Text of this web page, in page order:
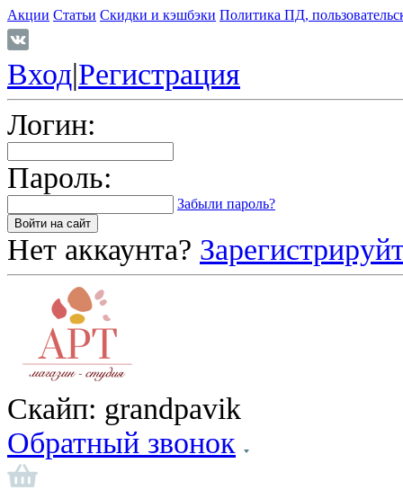
Акции Статьи Скидки и кэшбэки Политика ПД,
Вход|Регистрация
Логин:
Пароль:
Забыли пароль?
Нет аккаунта?
Скайп: grandpavik
Обратный звонок